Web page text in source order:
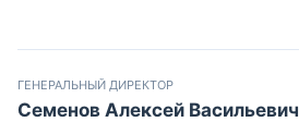
ГЕНЕРАЛЬНЫЙ ДИРЕКТОР
Семенов Алексей Васильевич